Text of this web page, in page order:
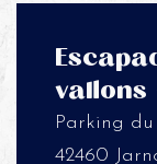
vallons
Parking
42460